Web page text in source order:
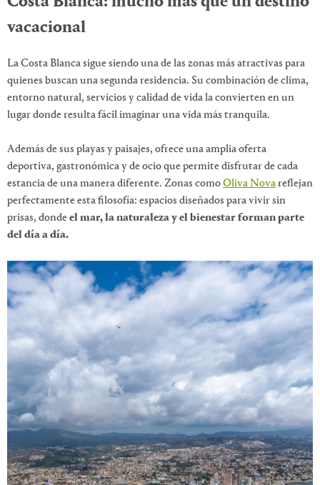
vacacional
La Costa Blanca sigue siendo una de las zonas más atractivas para
quienes buscan una segunda residencia. Su combinación de clima,
entorno natural, servicios y calidad de vida la convierten en un
lugar donde resulta fácil imaginar una vida más tranquila.
Además de sus playas y paisajes, ofrece una amplia oferta
deportiva, gastronómica y de ocio que permite disfrutar de cada
estancia de una manera diferente. Zonas comoOliva Novareflejan
perfectamente esta filosofía: espacios diseñados para vivir sin
prisas, dondeel mar, la naturaleza y el bienestar forman parte
del día a día.